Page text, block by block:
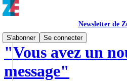
Newsletter de
S'abonner
Se connecter
"Vous avez un
message"